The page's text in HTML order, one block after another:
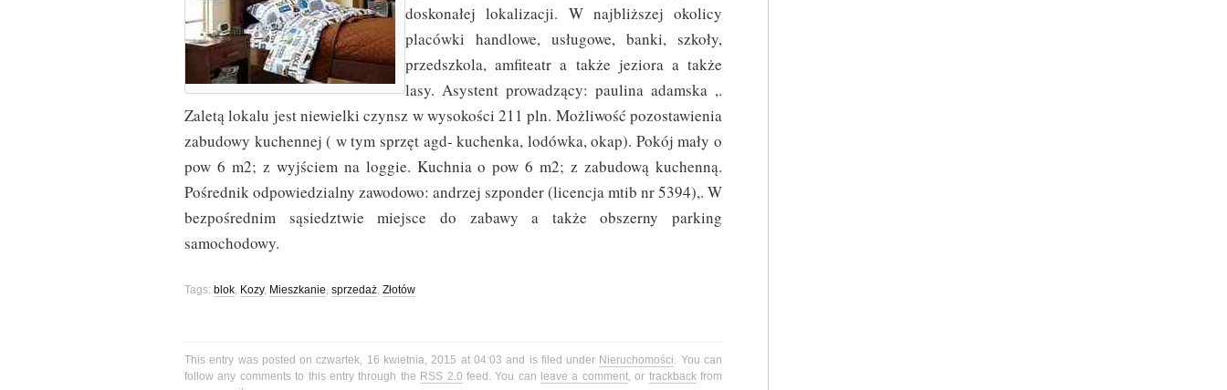
doskonałej lokalizacji. W najbliższej okolicy
placówki handlowe, usługowe, banki, szkoły,
przedszkola, amfiteatr a także jeziora a także
lasy. Asystent prowadzący: paulina adamska ,.
Zaletą lokalu jest niewielki czynsz w wysokości 211 pln. Możliwość pozostawienia
zabudowy kuchennej ( w tym sprzęt agd- kuchenka, lodówka, okap). Pokój mały o
pow 6 m2; z wyjściem na loggie. Kuchnia o pow 6 m2; z zabudową kuchenną.
Pośrednik odpowiedzialny zawodowo: andrzej szponder (licencja mtib nr 5394),. W
bezpośrednim sąsiedztwie miejsce do zabawy a także obszerny parking
samochodowy.
Tags: blok, Kozy, Mieszkanie, sprzedaż, Złotów
This entry was posted on czwartek, 16 kwietnia, 2015 at 04:03 and is filed under Nieruchomości. You can
follow any comments to this entry through the RSS 2.0 feed. You can leave a comment, or trackbackfrom